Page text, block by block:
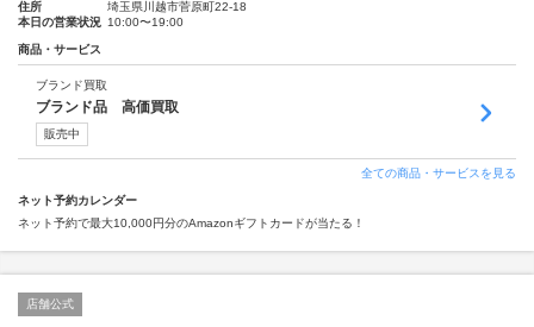
住所
埼玉県川越市菅原町22-18
本日の営業状況 10:00〜19:00
商品・サービス
ブランド買取
ブランド品 高価買取
販売中
全ての商品・サービスを見る
ネット予約カレンダー
ネット予約で最大10,000円分のAmazonギフトカードが当たる！
店舗公式